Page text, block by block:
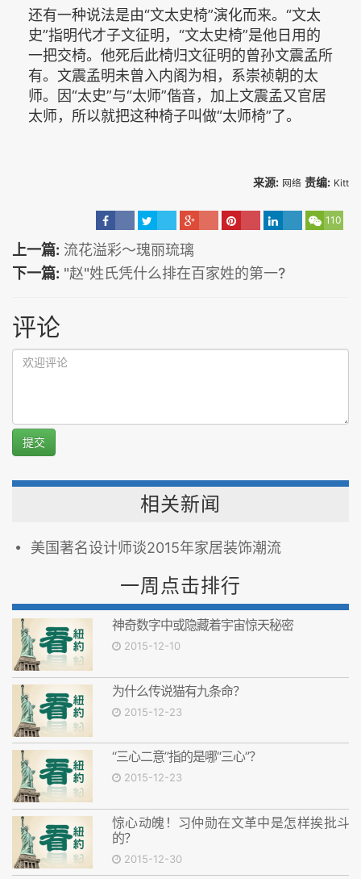
还有一种说法是由“文太史椅”演化而来。“文太
史”指明代才子文征明，“文太史椅”是他日用的
一把交椅。他死后此椅归文征明的曾孙文震孟所
有。文震孟明未曾入内阁为相，系崇祯朝的太
师。因“太史”与“太师”偕音，加上文震孟又官居
太师，所以就把这种椅子叫做“太师椅”了。
来源: 网络 责编: Kitt
110
上一篇: 流花溢彩～瑰丽琉璃
下一篇: "赵"姓氏凭什么排在百家姓的第一?
评论
提交
相关新闻
美国著名设计师谈2015年家居装饰潮流
一周点击排行
神奇数字中或隐藏着宇宙惊天秘密
2015-12-10
为什么传说猫有九条命？
2015-12-23
“三心二意”指的是哪“三心”？
2015-12-23
惊心动魄！习仲勋在文革中是怎样挨批斗
的？
2015-12-30